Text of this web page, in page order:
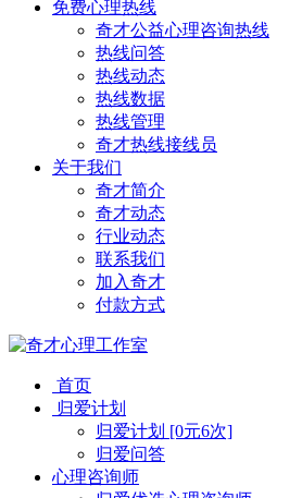
免费心理热线
奇才公益心理咨询热线
热线问答
热线动态
热线数据
热线管理
奇才热线接线员
关于我们
奇才简介
奇才动态
行业动态
联系我们
加入奇才
付款方式
首页
归爱计划
归爱计划 [0元6次]
归爱问答
心理咨询师